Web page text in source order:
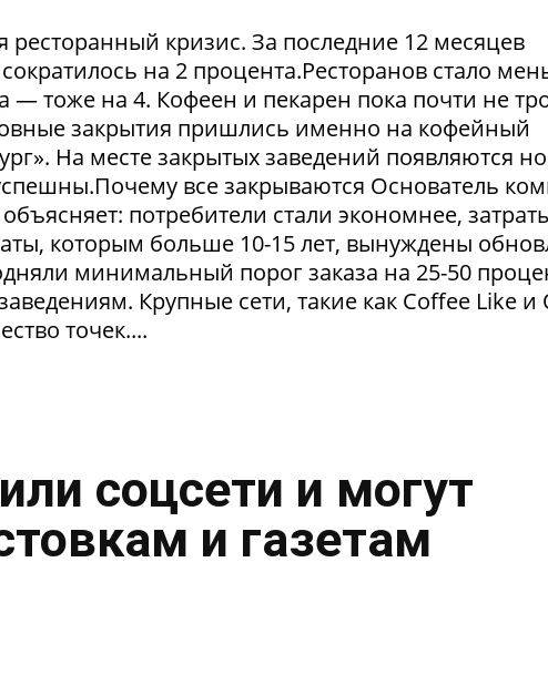
ресторанный кризис. За последние 12 месяцев
на 2 процента.Ресторанов стало
— тоже на 4. Кофеен и пекарен пока почти не
закрытия пришлись именно на кофейный
На месте закрытых заведений появляются
все закрываются Основатель
потребители стали экономнее,
которым больше 10-15 лет, вынуждены
минимальный порог заказа на 25-50
Крупные сети, такие как Coffee Like и
точек....
соцсети и могут
и газетам